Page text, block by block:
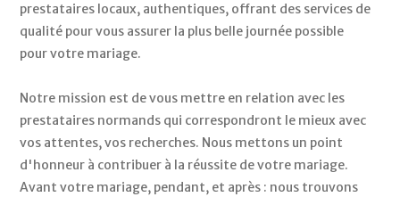
prestataires locaux, authentiques, offrant des services de
qualité pour vous assurer la plus belle journée possible
pour votre mariage.
Notre mission est de vous mettre en relation avec les
prestataires normands qui correspondront le mieux avec
vos attentes, vos recherches. Nous mettons un point
d'honneur à contribuer à la réussite de votre mariage.
Avant votre mariage, pendant, et après : nous trouvons